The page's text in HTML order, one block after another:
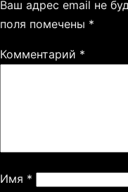
Ваш адрес email не
поля помечены *
Комментарий *
Имя *